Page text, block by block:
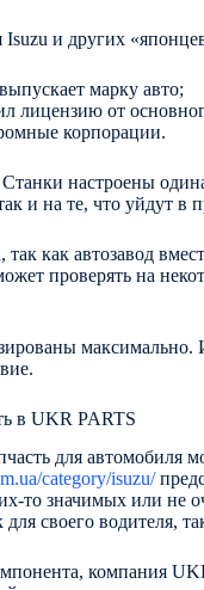
и других
марку авто;
лицензию от
корпорации.
настроены
и на те, что уйдут в
как автозавод
проверять на
максимально.
в UKR PARTS
для автомобиля
category/isuzu/
то значимых или не
своего водителя,
компания